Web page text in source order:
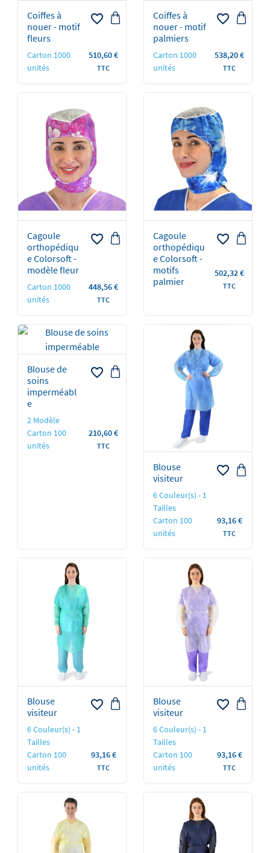
Coiffes à
nouer - motif
fleurs
Carton 1000
unités
favorite_border
Prix
510,60 €
TTC
Coiffes à
nouer - motif
palmiers
Carton 1000
unités
favorite_border
Prix
538,20 €
TTC
Cagoule
orthopédiqu
e Colorsoft -
modèle fleur
Carton 1000
unités
favorite_border
Prix
448,56 €
TTC
Cagoule
orthopédiqu
e Colorsoft -
motifs
palmier
favorite_border
Prix
502,32 €
TTC
Blouse de
soins
imperméabl
e
2 Modèle
Carton 100
unités
favorite_border
Prix
210,60 €
TTC
Blouse
visiteur
6 Couleur(s) - 1
Tailles
Carton 100
unités
favorite_border
Prix
93,16 €
TTC
Blouse
visiteur
6 Couleur(s) - 1
Tailles
Carton 100
unités
favorite_border
Prix
93,16 €
TTC
Blouse
visiteur
6 Couleur(s) - 1
Tailles
Carton 100
unités
favorite_border
Prix
93,16 €
TTC